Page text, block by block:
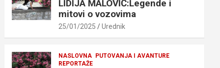
LIDIJA MALOVIĆ:Legende i
mitovi o vozovima
25/01/2025 Urednik
NASLOVNA
PUTOVANJA I AVANTURE
REPORTAŽE